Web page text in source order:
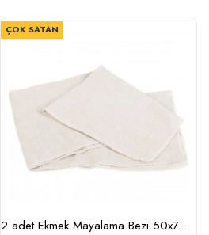
ÇOK SATAN
2 adet Ekmek Mayalama Bezi 50x70 cm, %100 Pamuk Amerikan Pasa Bezi